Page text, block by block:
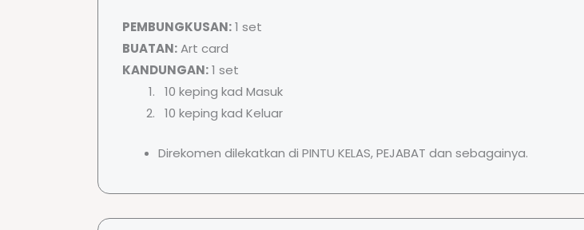
PEMBUNGKUSAN:1 set
BUATAN:Art card
KANDUNGAN:1 set
10 keping kad Masuk
10 keping kad Keluar
Direkomen dilekatkan di PINTU KELAS, PEJABAT dan sebagainya.